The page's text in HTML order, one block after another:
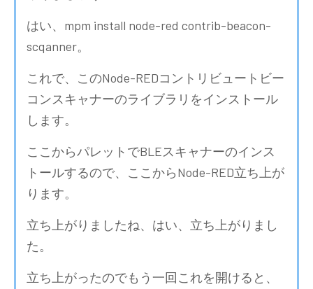
はい、mpm install node-red contrib-beacon-
scqanner。
これで、このNode-REDコントリビュートビー
コンスキャナーのライブラリをインストール
します。
ここからパレットでBLEスキャナーのインス
トールするので、ここからNode-RED立ち上が
ります。
立ち上がりましたね、はい、立ち上がりまし
た。
立ち上がったのでもう一回これを開けると、